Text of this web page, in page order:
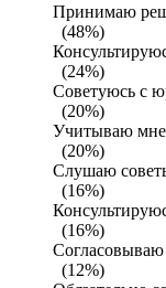
Принимаю
(48%)
(24%)
Советуюсь с
(20%)
Учитываю
(20%)
Слушаю
(16%)
(16%)
(12%)